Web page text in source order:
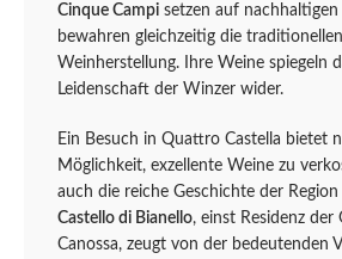
Cinque Campi setzen auf
bewahren gleichzeitig die
Weinherstellung. Ihre Weine spiegeln
Leidenschaft der Winzer wider.
Ein Besuch in Quattro Castella bietet
Möglichkeit, exzellente Weine zu
auch die reiche Geschichte der
Castello di Bianello, einst Residenz
Canossa, zeugt von der bedeutenden